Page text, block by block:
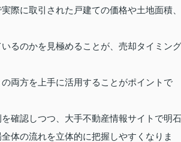
際に取引された戸建ての価格や土地面積、
るのかを見極めることが、売却タイミング
両方を上手に活用することがポイントで
確認しつつ、大手不動産情報サイトで明石
体の流れを立体的に把握しやすくなりま